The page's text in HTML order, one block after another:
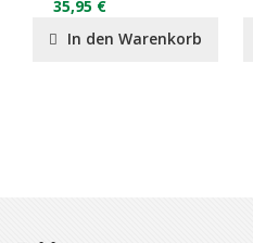
35,95 €
In den Warenkorb